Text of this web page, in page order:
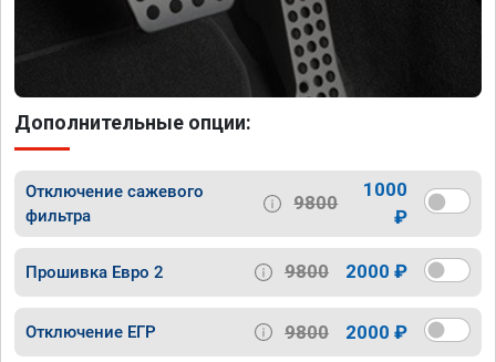
Дополнительные опции:
Отключение сажевого
фильтра
9800
1000
₽
Прошивка Евро 2 9800 2000 ₽
Отключение ЕГР 9800 2000 ₽